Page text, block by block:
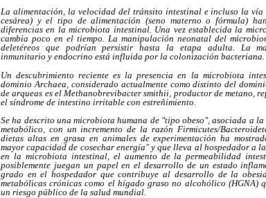
La alimentación, la velocidad del tránsito intestinal e incluso la vía
cesárea) y el tipo de alimentación (seno materno o fórmula)
diferencias en la microbiota intestinal. Una vez establecida la
cambia poco en el tiempo. La manipulación neonatal del
deletéreos que podrían persistir hasta la etapa adulta. La
inmunitario y endocrino está influida por la colonización bacteriana.
Un descubrimiento reciente es la presencia en la microbiota
dominio Archaea, considerado actualmente como distinto del
de arqueas es el Methanobrevibacter smithii, productor de metano,
el síndrome de intestino irritable con estreñimiento.
Se ha descrito una microbiota humana de "tipo obeso", asociada a
metabólico, con un incremento de la razón Firmicutes/
dietas altas en grasa en animales de experimentación ha
mayor capacidad de cosechar energía" y que lleva al hospedador a
en la microbiota intestinal, el aumento de la permeabilidad
posiblemente juegan un papel en el desarrollo de un estado
grado en el hospedador que contribuye al desarrollo de la
metabólicas crónicas como el hígado graso no alcohólico (HGNA)
un riesgo público de la salud mundial.